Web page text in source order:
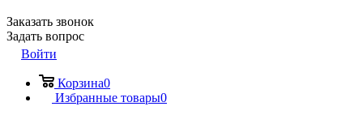
Заказать звонок
Задать вопрос
Войти
Корзина0
Избранные товары0